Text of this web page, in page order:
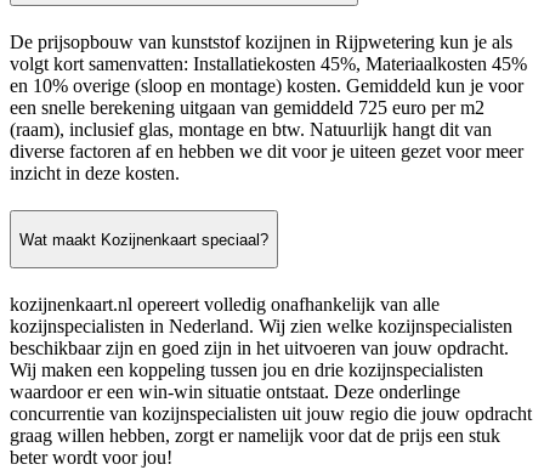
De prijsopbouw van kunststof kozijnen in Rijpwetering kun je als
volgt kort samenvatten: Installatiekosten 45%, Materiaalkosten 45%
en 10% overige (sloop en montage) kosten. Gemiddeld kun je voor
een snelle berekening uitgaan van gemiddeld 725 euro per m2
(raam), inclusief glas, montage en btw. Natuurlijk hangt dit van
diverse factoren af en hebben we dit voor je uiteen gezet voor meer
inzicht in deze kosten.
Wat maakt Kozijnenkaart speciaal?
kozijnenkaart.nl opereert volledig onafhankelijk van alle
kozijnspecialisten in Nederland. Wij zien welke kozijnspecialisten
beschikbaar zijn en goed zijn in het uitvoeren van jouw opdracht.
Wij maken een koppeling tussen jou en drie kozijnspecialisten
waardoor er een win-win situatie ontstaat. Deze onderlinge
concurrentie van kozijnspecialisten uit jouw regio die jouw opdracht
graag willen hebben, zorgt er namelijk voor dat de prijs een stuk
beter wordt voor jou!